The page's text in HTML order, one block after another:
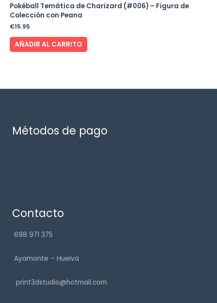
Pokéball Temática de Charizard (#006) – Figura de
Colección con Peana
€15.95
AÑADIR AL CARRITO
Métodos de pago
Contacto
698 971 375
Ayamonte – Huelva
print3dstudio@hotmail.com